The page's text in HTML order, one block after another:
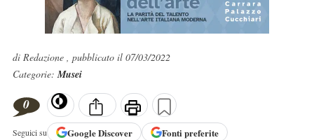
di Redazione , pubblicato il 07/03/2022
Categorie:Musei
0
Seguici su GoogleDiscover Fonti preferite